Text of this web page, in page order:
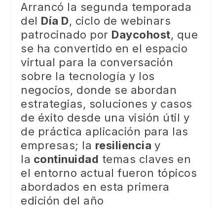
Arrancó la segunda temporada
del Día D, ciclo de webinars
patrocinado por Daycohost, que
se ha convertido en el espacio
virtual para la conversación
sobre la tecnología y los
negocios, donde se abordan
estrategias, soluciones y casos
de éxito desde una visión útil y
de práctica aplicación para las
empresas; la resiliencia y
la continuidad temas claves en
el entorno actual fueron tópicos
abordados en esta primera
edición del año